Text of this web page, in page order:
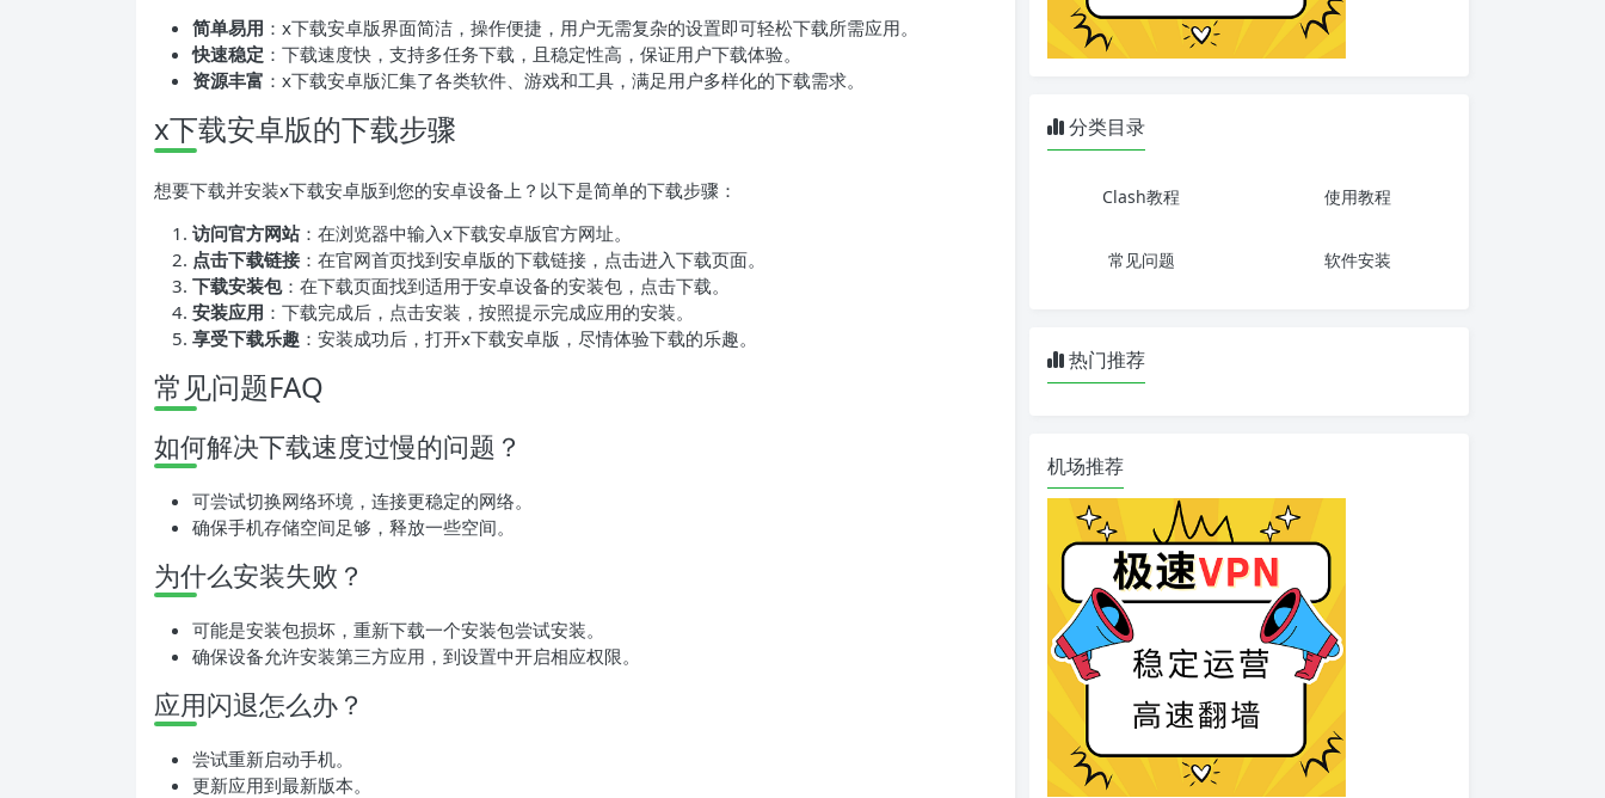
简单易用 ：x下载安卓版界面简洁，操作便捷，用户无需复杂的设置即可轻松下载所需应用。
快速稳定 ：下载速度快，支持多任务下载，且稳定性高，保证用户下载体验。
资源丰富 ：x下载安卓版汇集了各类软件、游戏和工具，满足用户多样化的下载需求。
x下载安卓版的下载步骤
想要下载并安装x下载安卓版到您的安卓设备上？以下是简单的下载步骤：
访问官方网站：在浏览器中输入x下载安卓版官方网址。
点击下载链接 ：在官网首页找到安卓版的下载链接，点击进入下载页面。
下载安装包：在下载页面找到适用于安卓设备的安装包，点击下载。
安装应用 ：下载完成后，点击安装，按照提示完成应用的安装。
享受下载乐趣 ：安装成功后，打开x下载安卓版，尽情体验下载的乐趣。
常见问题FAQ
如何解决下载速度过慢的问题？
可尝试切换网络环境，连接更稳定的网络。
确保手机存储空间足够，释放一些空间。
为什么安装失败？
可能是安装包损坏，重新下载一个安装包尝试安装。
确保设备允许安装第三方应用，到设置中开启相应权限。
应用闪退怎么办？
尝试重新启动手机。
更新应用到最新版本。
分类目录
Clash教程 使用教程
常见问题 软件安装
热门推荐
机场推荐